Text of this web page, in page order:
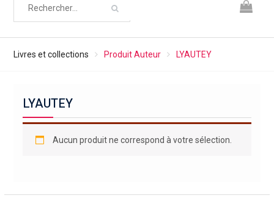
Livres et collections Produit Auteur LYAUTEY
LYAUTEY
Aucun produit ne correspond à votre sélection.